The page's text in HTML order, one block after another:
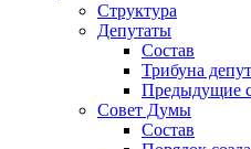
Структура
Депутаты
Состав
Трибуна
Предыдущие
Совет Думы
Состав